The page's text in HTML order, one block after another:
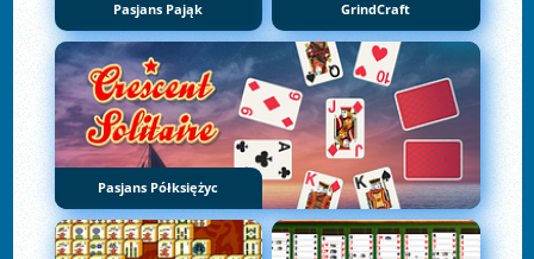
Pasjans Pająk GrindCraft
Pasjans Półksiężyc